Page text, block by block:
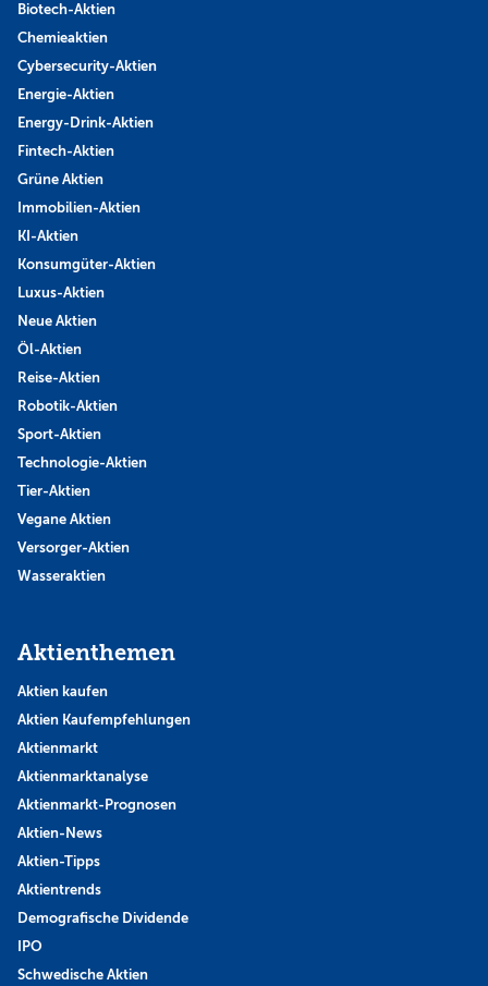
Biotech-Aktien
Chemieaktien
Cybersecurity-Aktien
Energie-Aktien
Energy-Drink-Aktien
Fintech-Aktien
Grüne Aktien
Immobilien-Aktien
KI-Aktien
Konsumgüter-Aktien
Luxus-Aktien
Neue Aktien
Öl-Aktien
Reise-Aktien
Robotik-Aktien
Sport-Aktien
Technologie-Aktien
Tier-Aktien
Vegane Aktien
Versorger-Aktien
Wasseraktien
Aktienthemen
Aktien kaufen
Aktien Kaufempfehlungen
Aktienmarkt
Aktienmarktanalyse
Aktienmarkt-Prognosen
Aktien-News
Aktien-Tipps
Aktientrends
Demografische Dividende
IPO
Schwedische Aktien